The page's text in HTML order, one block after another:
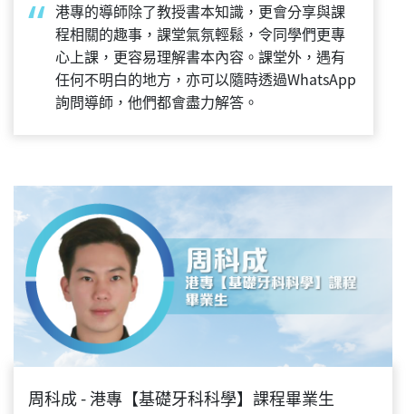
港專的導師除了教授書本知識，更會分享與課
程相關的趣事，課堂氣氛輕鬆，令同學們更專
心上課，更容易理解書本內容。課堂外，遇有
任何不明白的地方，亦可以隨時透過WhatsApp
詢問導師，他們都會盡力解答。
周科成 - 港專【基礎牙科科學】課程畢業生